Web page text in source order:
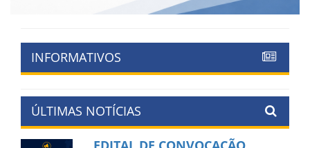
INFORMATIVOS
ÚLTIMAS NOTÍCIAS